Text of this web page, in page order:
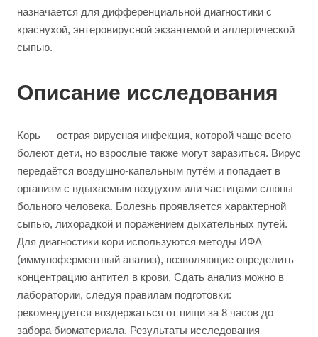
назначается для дифференциальной диагностики с
краснухой, энтеровирусной экзантемой и аллергической
сыпью.
Описание исследования
Корь — острая вирусная инфекция, которой чаще всего
болеют дети, но взрослые также могут заразиться. Вирус
передаётся воздушно-капельным путём и попадает в
организм с вдыхаемым воздухом или частицами слюны
больного человека. Болезнь проявляется характерной
сыпью, лихорадкой и поражением дыхательных путей.
Для диагностики кори используются методы ИФА
(иммуноферментный анализ), позволяющие определить
концентрацию антител в крови. Сдать анализ можно в
лаборатории, следуя правилам подготовки:
рекомендуется воздержаться от пищи за 8 часов до
забора биоматериала. Результаты исследования